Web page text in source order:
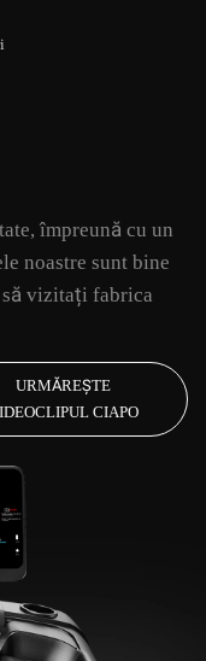
împreună cu un
noastre sunt bine
vizitați fabrica
URMĂREȘTE
CIAPO